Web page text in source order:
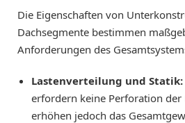
Die Eigenschaften von
Dachsegmente bestimmen
Anforderungen des
Lastenverteilung und Statik:
erfordern keine Perforation der
erhöhen jedoch das